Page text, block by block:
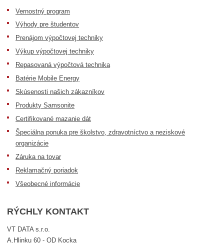
Vernostný program
Výhody pre študentov
Prenájom výpočtovej techniky
Výkup výpočtovej techniky
Repasovaná výpočtová technika
Batérie Mobile Energy
Skúsenosti našich zákazníkov
Produkty Samsonite
Certifikované mazanie dát
Špeciálna ponuka pre školstvo, zdravotníctvo a neziskové
organizácie
Záruka na tovar
Reklamačný poriadok
Všeobecné informácie
RÝCHLY KONTAKT
VT DATA s.r.o.
A.Hlinku 60 - OD Kocka